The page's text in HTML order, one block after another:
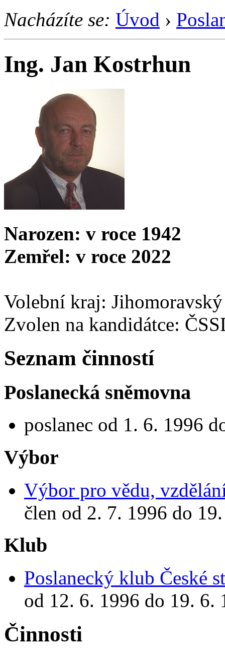
Nacházíte se: Úvod ›
Ing. Jan Kostrhun
Narozen: v roce 1942
Zemřel: v roce 2022
Volební kraj: Jihomoravský
Zvolen na kandidátce:
Seznam činností
Poslanecká sněmovna
poslanec od 1. 6. 1996
Výbor
Výbor pro vědu,
člen od 2. 7. 1996 do
Klub
Poslanecký klub České
od 12. 6. 1996 do 19. 6.
Činnosti